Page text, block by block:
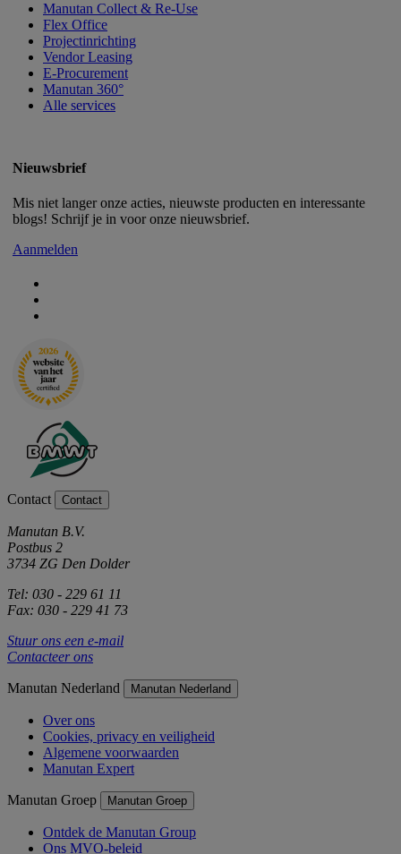
Manutan Collect & Re-Use
Flex Office
Projectinrichting
Vendor Leasing
E-Procurement
Manutan 360°
Alle services
Nieuwsbrief
Mis niet langer onze acties, nieuwste producten en interessante
blogs! Schrijf je in voor onze nieuwsbrief.
Aanmelden
Contact Contact
Manutan B.V.
Postbus 2
3734 ZG Den Dolder
Tel: 030 - 229 61 11
Fax: 030 - 229 41 73
Stuur ons een e-mail
Contacteer ons
Manutan Nederland Manutan Nederland
Over ons
Cookies, privacy en veiligheid
Algemene voorwaarden
Manutan Expert
Manutan Groep Manutan Groep
Ontdek de Manutan Group
Ons MVO-beleid